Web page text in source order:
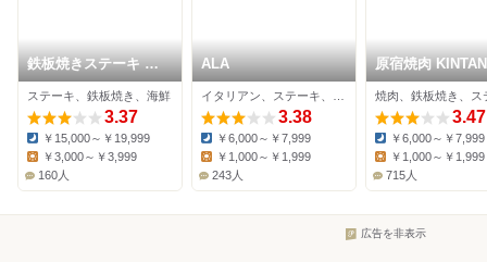
鉄板焼きステーキ あ
ずま
ステーキ、鉄板焼き、海鮮
3.37
Dinner:
￥15,000～￥19,999
￥3,000～￥3,999
160人
ALA
3.38
Dinner:
￥6,000～￥7,999
￥1,000～￥1,999
243人
原宿焼肉 KINTAN
焼肉、鉄板焼き、ス
3.47
Dinner:
￥6,000～￥7,999
￥1,000～￥1,999
715人
広告を非表示